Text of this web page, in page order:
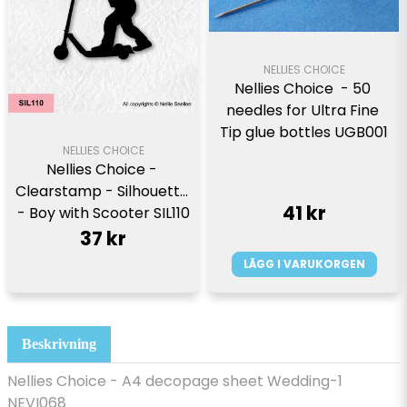
Beskrivning
Nellies Choice - A4 decopage sheet Wedding-1
NELLIES CHOICE
Nellies Choice -
Clearstamp - Silhouette
- Boy with Scooter SIL110
37 kr
NELLIES CHOICE
Nellies Choice  - 50
needles for Ultra Fine
Tip glue bottles UGB001
41 kr
LÄGG I VARUKORGEN